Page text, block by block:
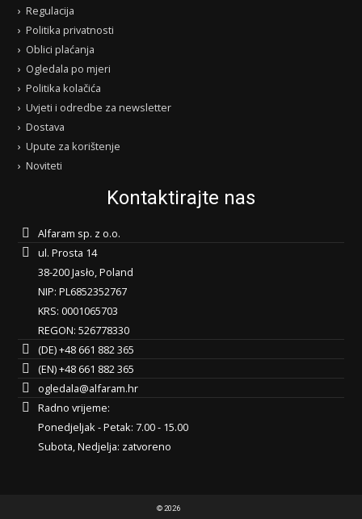
Regulacija
Politika privatnosti
Oblici plaćanja
Ogledala po mjeri
Politika kolačića
Uvjeti i odredbe za newsletter
Dostava
Upute za korištenje
Noviteti
Kontaktirajte nas
Alfaram sp. z o.o.
ul. Prosta 14
38-200 Jasło, Poland
NIP: PL6852352767
KRS: 0001065703
REGON: 526778330
(DE) +48 661 882 365
(EN) +48 661 882 365
ogledala@alfaram.hr
Radno vrijeme:
Ponedjeljak - Petak: 7.00 - 15.00
Subota, Nedjelja: zatvoreno
© 2026